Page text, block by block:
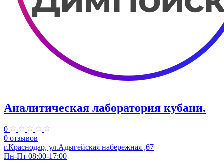
Аналитическая лаборатория кубани.
0
0 отзывов
г.Краснодар, ул.Адыгейская набережная ,67
Пн-Пт 08:00-17:00